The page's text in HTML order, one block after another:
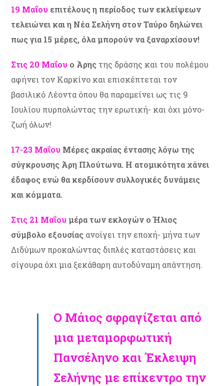
19 Μαΐου επιτέλους η περίοδος των εκλείψεων
τελειώνει και η Νέα Σελήνη στον Ταύρο δηλώνει
πως για 15 μέρες, όλα μπορούν να ξαναρχίσουν!
Στις 20 Μαΐου ο Άρης της δράσης και του πολέμου
αφήνει τον Καρκίνο και επισκέπτεται τον
βασιλικό Λέοντα όπου θα παραμείνει ως τις 9
Ιουλίου πυρπολώντας την ερωτική- και όχι μόνο-
ζωή όλων!
17-23 Μαΐου Μέρες ακραίας έντασης λόγω της
σύγκρουσης Άρη Πλούτωνα. Η ατομικότητα χάνει
έδαφος ενώ θα κερδίσουν συλλογικές δυνάμεις
και κόμματα.
Στις 21 Μαΐου μέρα των εκλογών ο Ήλιος
σύμβολο εξουσίας ανοίγει την εποχή- μήνα των
Διδύμων προκαλώντας διπλές καταστάσεις και
σίγουρα όχι μια ξεκάθαρη αυτοδύναμη απάντηση.
Ο Μάιος σφραγίζεται από
μια μεταμορφωτική
Πανσέληνο και Έκλειψη
Σελήνης με επίκεντρο την